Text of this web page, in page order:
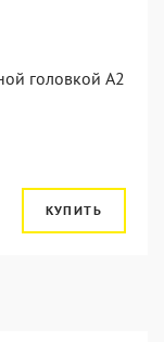
головкой А2
КУПИТЬ